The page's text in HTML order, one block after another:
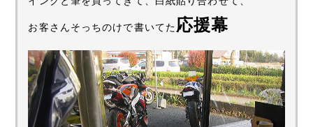
お客さんそっちのけで書いてた 応援幕